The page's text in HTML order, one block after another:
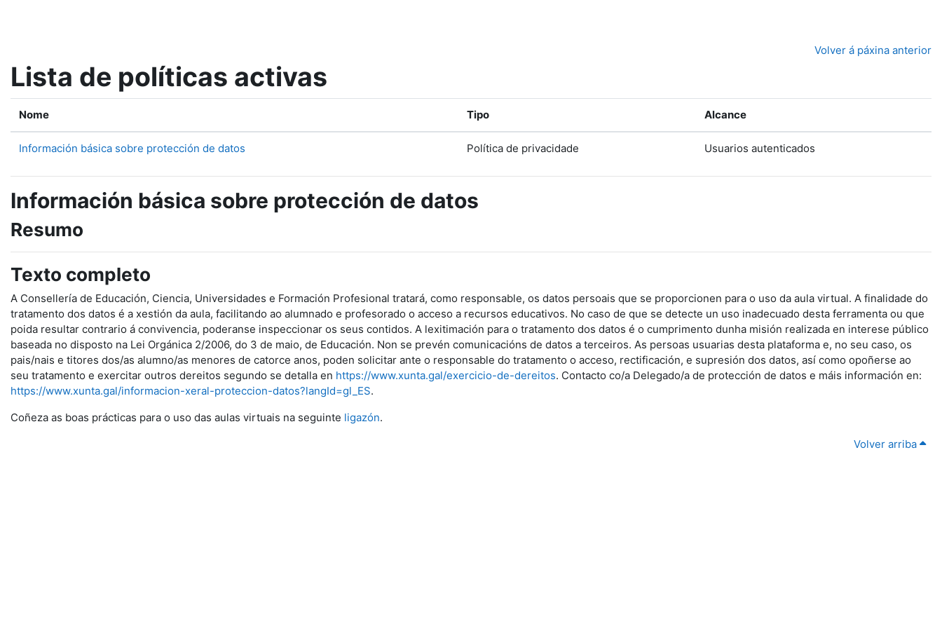
Volver á páxina anterior
Lista de políticas activas
Nome Tipo Alcance
Información básica sobre protección de datos Política de privacidade Usuarios autenticados
Información básica sobre protección de datos
Resumo
Texto completo
A Consellería de Educación, Ciencia, Universidades e Formación Profesional tratará, como responsable, os datos persoais que se proporcionen para o uso da aula virtual. A finalidade do
tratamento dos datos é a xestión da aula, facilitando ao alumnado e profesorado o acceso a recursos educativos. No caso de que se detecte un uso inadecuado desta ferramenta ou que
poida resultar contrario á convivencia, poderanse inspeccionar os seus contidos. A lexitimación para o tratamento dos datos é o cumprimento dunha misión realizada en interese público
baseada no disposto na Lei Orgánica 2/2006, do 3 de maio, de Educación. Non se prevén comunicacións de datos a terceiros. As persoas usuarias desta plataforma e, no seu caso, os
pais/nais e titores dos/as alumno/as menores de catorce anos, poden solicitar ante o responsable do tratamento o acceso, rectificación, e supresión dos datos, así como opoñerse ao
seu tratamento e exercitar outros dereitos segundo se detalla en https://www.xunta.gal/exercicio-de-dereitos. Contacto co/a Delegado/a de protección de datos e máis información en:
https://www.xunta.gal/informacion-xeral-proteccion-datos?langId=gl_ES.
Coñeza as boas prácticas para o uso das aulas virtuais na seguinte ligazón.
Volver arriba